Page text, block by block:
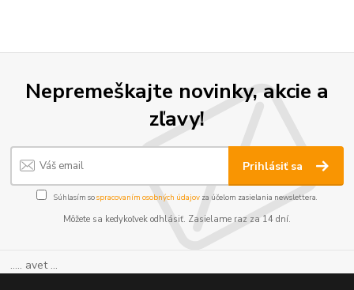
Nepremeškajte novinky, akcie a
zľavy!
Prihlásiť sa
Súhlasím sospracovaním osobných údajov za účelom zasielania newslettera.
Môžete sa kedykoľvek odhlásiť. Zasielame raz za 14 dní.
..... avet ...